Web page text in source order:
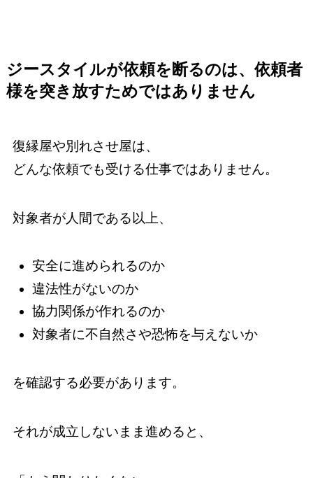
ジースタイルが依頼を断るのは、依頼者
様を突き放すためではありません
復縁屋や別れさせ屋は、
どんな依頼でも受ける仕事ではありません。
対象者が人間である以上、
安全に進められるのか
違法性がないのか
協力関係が作れるのか
対象者に不自然さや恐怖を与えないか
を確認する必要があります。
それが成立しないまま進めると、